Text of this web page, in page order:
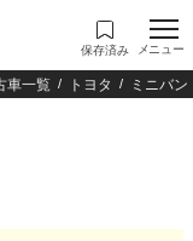
保存済み メニュー
車一覧 トヨタ ミニバ